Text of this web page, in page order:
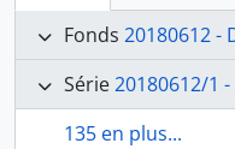
Fonds 20180612 -
Série20180612/1 -
135 en plus...